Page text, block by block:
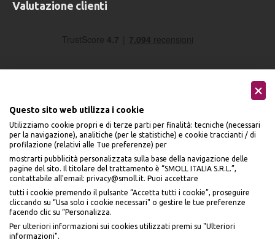
Valutazione clienti
Accettiamo
Seguici sui social
Questo sito web utilizza i cookie
Utilizziamo cookie propri e di terze parti per finalità: tecniche (necessari
per la navigazione), analitiche (per le statistiche) e cookie traccianti / di
profilazione (relativi alle Tue preferenze) per
mostrarti pubblicità personalizzata sulla base della navigazione delle
pagine del sito. Il titolare del trattamento è “SMOLL ITALIA S.R.L.”,
contattabile all'email: privacy@smoll.it. Puoi accettare
tutti i cookie premendo il pulsante “Accetta tutti i cookie”, proseguire
cliccando su “Usa solo i cookie necessari" o gestire le tue preferenze
facendo clic su “Personalizza.
Per ulteriori informazioni sui cookies utilizzati premi su "Ulteriori
informazioni".
BENVENUTO DA
PIÙME